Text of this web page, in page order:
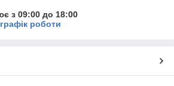
з 09:00 до 18:00
роботи